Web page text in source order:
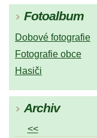
Fotoalbum
Dobové fotografie
Fotografie obce
Hasiči
Archiv
<<